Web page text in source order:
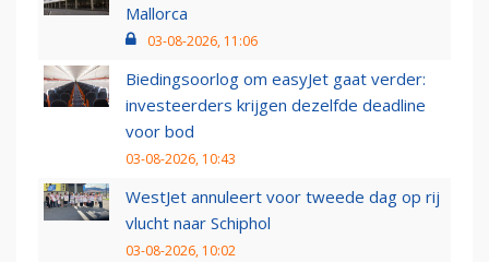
Mallorca
03-08-2026, 11:06
Biedingsoorlog om easyJet gaat verder:
investeerders krijgen dezelfde deadline
voor bod
03-08-2026, 10:43
WestJet annuleert voor tweede dag op rij
vlucht naar Schiphol
03-08-2026, 10:02